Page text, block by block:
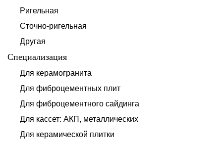
Ригельная
Сточно-ригельная
Другая
Специализация
Для керамогранита
Для фиброцементных плит
Для фиброцементного сайдинга
Для кассет: АКП, металлических
Для керамической плитки